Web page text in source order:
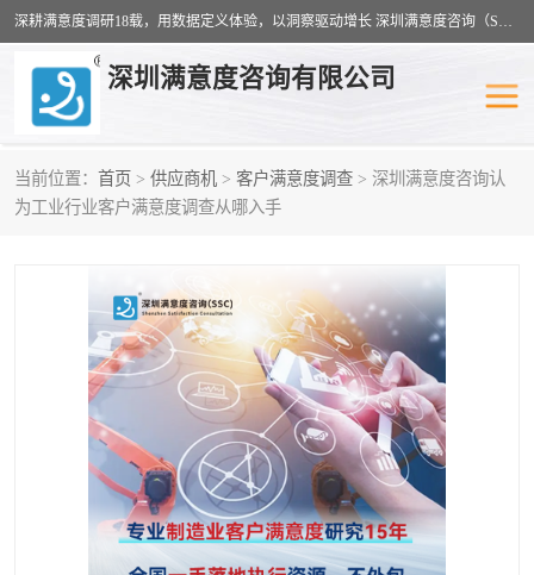
深耕满意度调研18载，用数据定义体验，以洞察驱动增长 深圳满意度咨询（SSC）：十八年专注，丈量每一份体验。
深圳满意度咨询有限公司
当前位置： 首页 > 供应商机 > 客户满意度调查 > 深圳满意度咨询认
为工业行业客户满意度调查从哪入手
物业满意度调查
公共事务满意度调查 餐饮业满意度调查
营商环境满意度 员工满意度
服务满意度调查 汽车行业满意度